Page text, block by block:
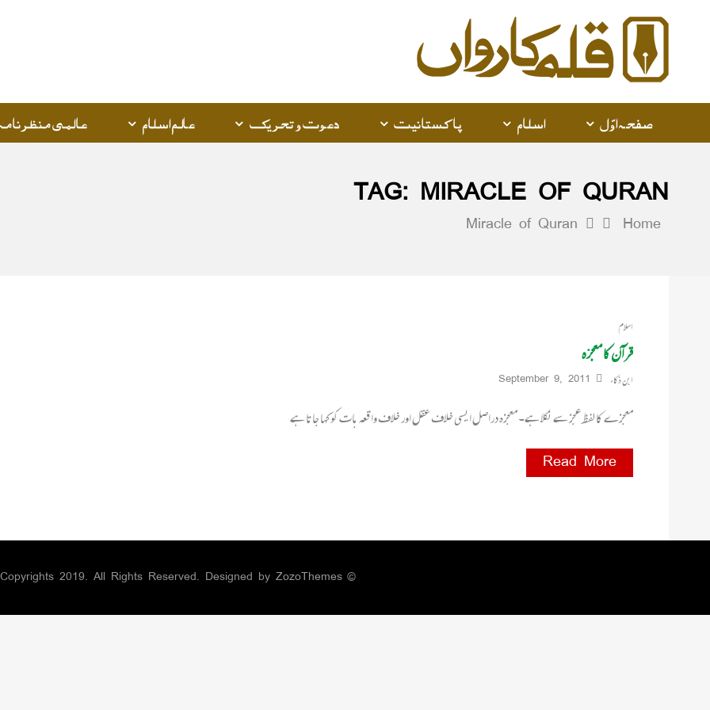
Karwan
صفحہ اوّل اسلام پاکستانیت دعوت و تحریک عالم اسلام عالمی
TAG: MIRACLE OF QURAN
Home
Miracle of Quran
اسلام
قرآن کا معجزہ
ابن ذکاء September 9, 2011
معجزے کا لفظ عجز سے نکلا ہے۔ معجزہ دراصل ایسی خلاف عقل اور خلاف واقعہ بات کو کہا جاتا ہے
Read More
© Copyrights 2019. All Rights Reserved. Designed by
ZozoThemes